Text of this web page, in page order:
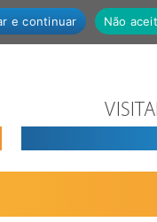
e continuar Não